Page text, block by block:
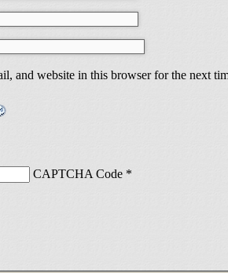
and website in this browser for the next
CAPTCHA Code *